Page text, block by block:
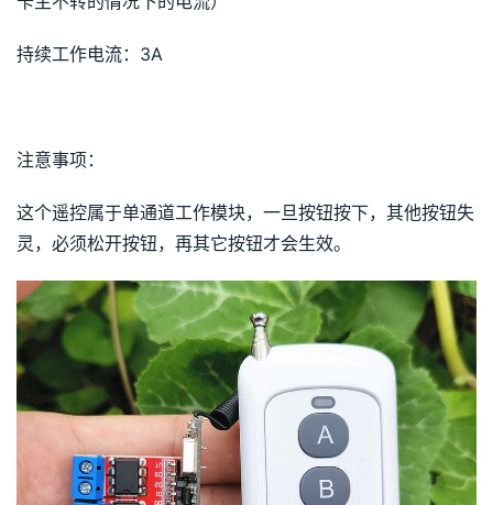
持续工作电流：3A
注意事项：
这个遥控属于单通道工作模块，一旦按钮按下，其他按钮失
灵，必须松开按钮，再其它按钮才会生效。